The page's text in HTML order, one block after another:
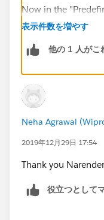
Now in the
new.
Select To Address
Save.
表示件数を増やす
他の 1 人がこ
Neha Agrawal
2019年12月29日 17:54
Thank you
役立つとして